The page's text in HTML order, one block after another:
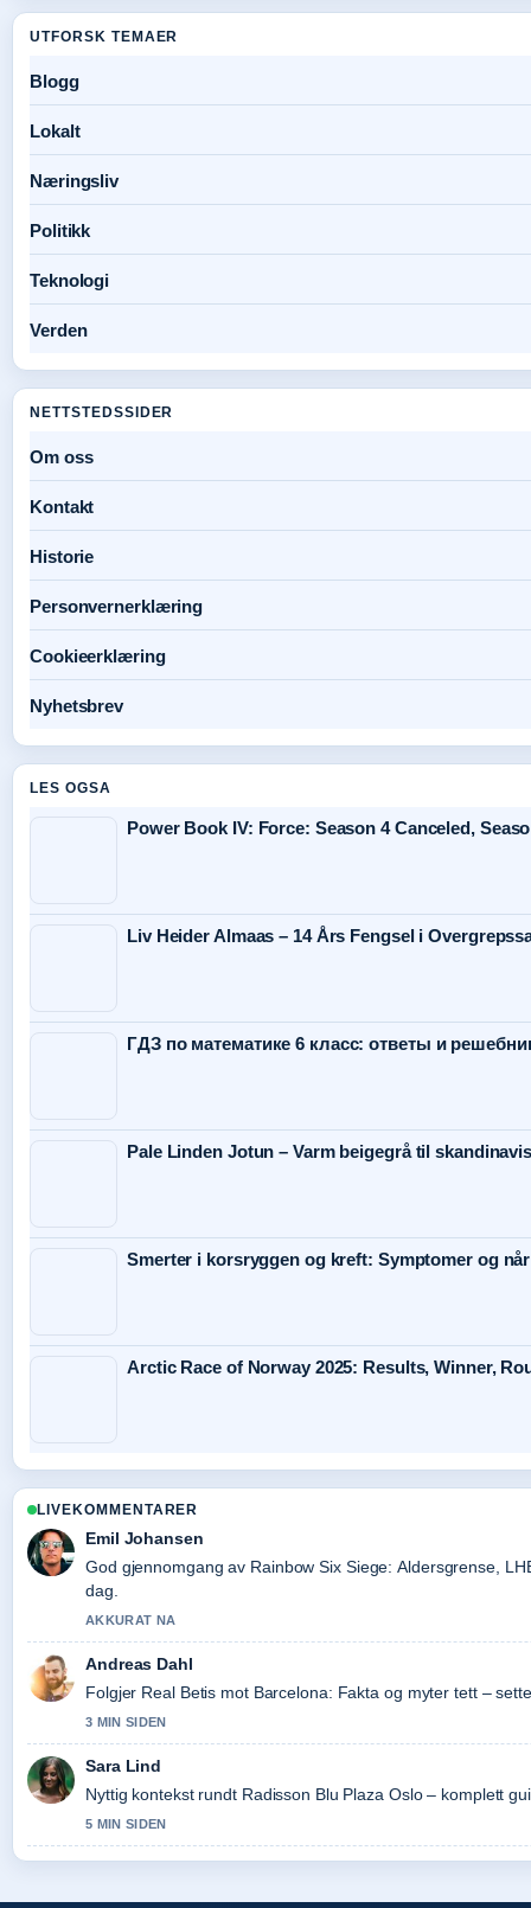
UTFORSK TEMAER
Blogg
Lokalt
Næringsliv
Politikk
Teknologi
Verden
NETTSTEDSSIDER
Om oss
Kontakt
Historie
Personvernerklæring
Cookieerklæring
Nyhetsbrev
LES OGSA
Power Book IV: Force: Season 4 Canceled,
Liv Heider Almaas – 14 Års Fengsel i
ГДЗ по математике 6 класс: ответы и
Pale Linden Jotun – Varm beigegrå til
Smerter i korsryggen og kreft: Symptomer og
Arctic Race of Norway 2025: Results, Winner,
LIVEKOMMENTARER
Emil Johansen
God gjennomgang av Rainbow Six Siege: Aldersgrense,
dag.
AKKURAT NA
Andreas Dahl
Folgjer Real Betis mot Barcelona: Fakta og myter tett –
3 MIN SIDEN
Sara Lind
Nyttig kontekst rundt Radisson Blu Plaza Oslo – komplett
5 MIN SIDEN